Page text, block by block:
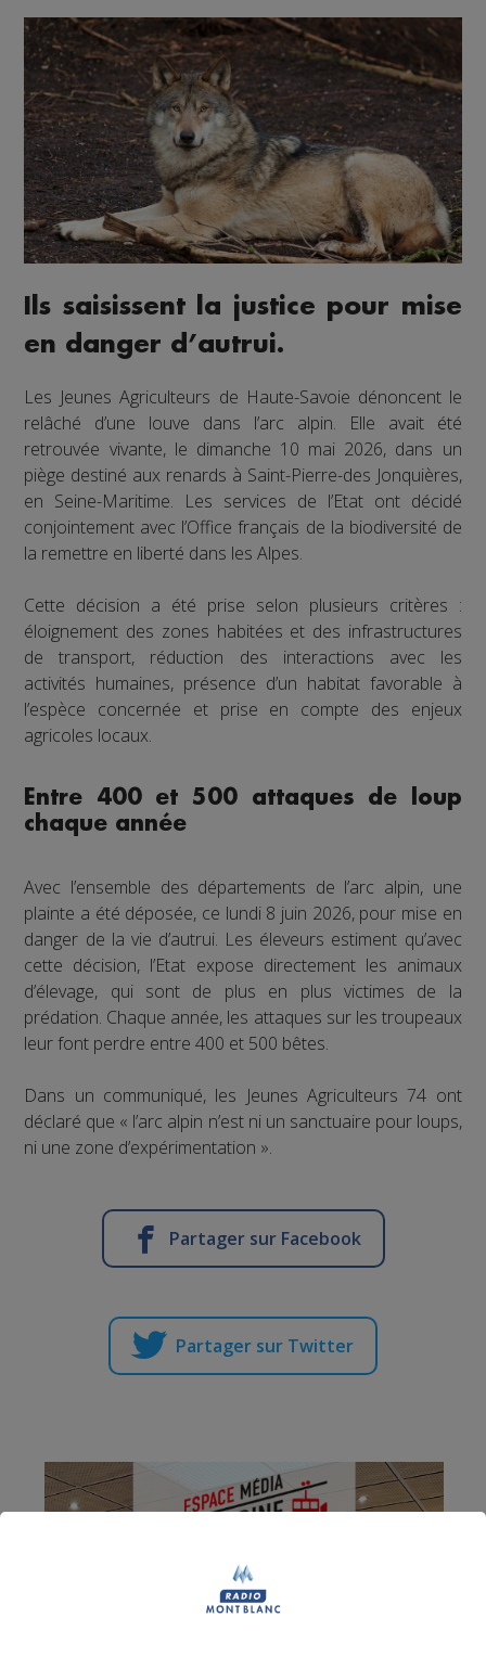
Ils saisissent la justice pour mise
en danger d’autrui.
Les Jeunes Agriculteurs de Haute-Savoie dénoncent le
relâché d’une louve dans l’arc alpin. Elle avait été
retrouvée vivante, le dimanche 10 mai 2026, dans un
piège destiné aux renards à Saint-Pierre-des Jonquières,
en Seine-Maritime. Les services de l’Etat ont décidé
conjointement avec l’Office français de la biodiversité de
la remettre en liberté dans les Alpes.
Cette décision a été prise selon plusieurs critères :
éloignement des zones habitées et des infrastructures
de transport, réduction des interactions avec les
activités humaines, présence d’un habitat favorable à
l’espèce concernée et prise en compte des enjeux
agricoles locaux.
Entre 400 et 500 attaques de loup
chaque année
Avec l’ensemble des départements de l’arc alpin, une
plainte a été déposée, ce lundi 8 juin 2026, pour mise en
danger de la vie d’autrui. Les éleveurs estiment qu’avec
cette décision, l’Etat expose directement les animaux
d’élevage, qui sont de plus en plus victimes de la
prédation. Chaque année, les attaques sur les troupeaux
leur font perdre entre 400 et 500 bêtes.
Dans un communiqué, les Jeunes Agriculteurs 74 ont
déclaré que « l’arc alpin n’est ni un sanctuaire pour loups,
ni une zone d’expérimentation ».
Partager sur Facebook
Partager sur Twitter